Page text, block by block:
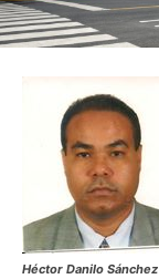
Héctor Danilo Sánchez